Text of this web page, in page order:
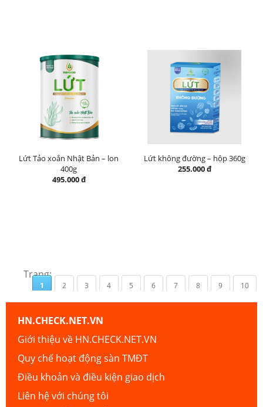
Lứt Tảo xoắn Nhật Bản – lon
400g
495.000 đ
Lứt không đường – hộp 360g
255.000 đ
Trang:
1 2 3 4 5 6 7 8 9 10
HN.CHECK.NET.VN
Giới thiệu về HN.CHECK.NET.VN
Quy chế hoạt động sàn TMĐT
Điều khoản và điều kiện giao dịch
Liên hệ với chúng tôi